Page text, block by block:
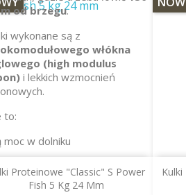
od brzegu.
wykonane są z
włókna
(high modulus
i lekkich wzmocnień
to:
moc w dolniku
na przeciążenia przy
Proteinowe "Classic" S Power
Fish 5 Kg 24 Mm